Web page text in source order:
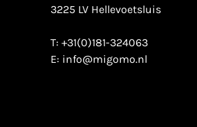
3225 LV Hellevoetsluis
T: +31(0)181-324063
E: info@migomo.nl